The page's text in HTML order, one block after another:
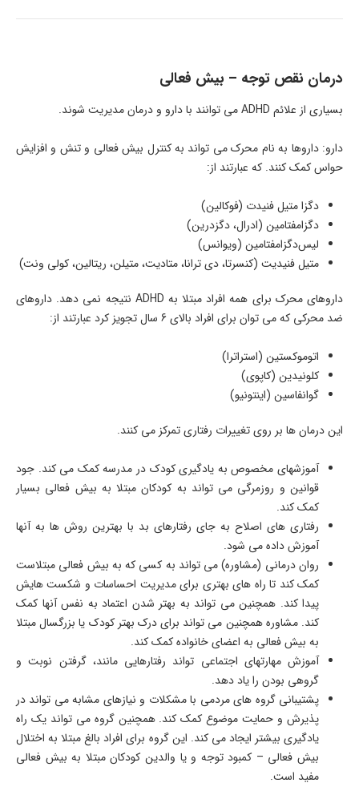
درمان نقص توجه – بیش فعالی
بسیاری از علائم ADHD می توانند با دارو و درمان مدیریت شوند.
دارو: داروها به نام محرک می تواند به کنترل بیش فعالی و تنش و افزایش
حواس کمک کنند. که عبارتند از:
دگزا متیل فنیدت (فوکالین)
دگزامفتامین (ادرال، دگزدرین)
لیس‌دگزامفتامین (ویوانس)
متیل فنیدیت (کنسرتا، دی ترانا، متادیت، متیلن، ریتالین، کولی ونت)
داروهای محرک برای همه افراد مبتلا به ADHD نتیجه نمی دهد. داروهای
ضد محرکی که می توان برای افراد بالای 6 سال تجویز کرد عبارتند از:
اتوموکستین (استراترا)
کلونیدین (کاپوی)
گوانفاسین (اینتونیو)
این درمان ها بر روی تغییرات رفتاری تمرکز می کنند.
آموزشهای مخصوص به یادگیری کودک در مدرسه کمک می کند. جود
قوانین و روزمرگی می تواند به کودکان مبتلا به بیش فعالی بسیار
کمک کند.
رفتاری های اصلاح به جای رفتارهای بد با بهترین روش ها به آنها
آموزش داده می شود.
روان درمانی (مشاوره) می تواند به کسی که به بیش فعالی مبتلاست
کمک کند تا راه های بهتری برای مدیریت احساسات و شکست هایش
پیدا کند. همچنین می تواند به بهتر شدن اعتماد به نفس آنها کمک
کند. مشاوره همچنین می تواند برای درک بهتر کودک یا بزرگسال مبتلا
به بیش فعالی به اعضای خانواده کمک کند.
آموزش مهارتهای اجتماعی تواند رفتارهایی مانند، گرفتن نوبت و
گروهی بودن را یاد دهد.
پشتیبانی گروه های مردمی با مشکلات و نیازهای مشابه می تواند در
پذیرش و حمایت موضوع کمک کند. همچنین گروه می تواند یک راه
یادگیری بیشتر ایجاد می کند. این گروه برای افراد بالغ مبتلا به اختلال
بیش فعالی – کمبود توجه و یا والدین کودکان مبتلا به بیش فعالی
مفید است.